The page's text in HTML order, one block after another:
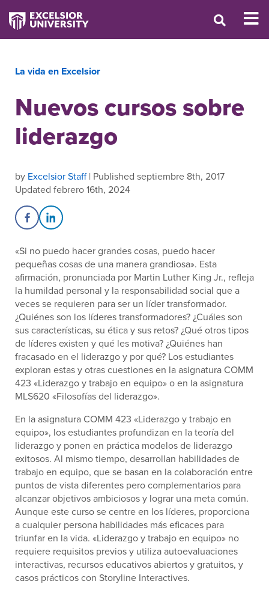
La vida en Excelsior
Nuevos cursos sobre
liderazgo
by Excelsior Staff| Published septiembre 8th, 2017
Updated febrero 16th, 2024
Share on Facebook
Share on LinkedIn
«Si no puedo hacer grandes cosas, puedo hacer
pequeñas cosas de una manera grandiosa». Esta
afirmación, pronunciada por Martin Luther King Jr., refleja
la humildad personal y la responsabilidad social que a
veces se requieren para ser un líder transformador.
¿Quiénes son los líderes transformadores? ¿Cuáles son
sus características, su ética y sus retos? ¿Qué otros tipos
de líderes existen y qué les motiva? ¿Quiénes han
fracasado en el liderazgo y por qué? Los estudiantes
exploran estas y otras cuestiones en la asignatura COMM
423 «Liderazgo y trabajo en equipo» o en la asignatura
MLS620 «Filosofías del liderazgo».
En la asignatura COMM 423 «Liderazgo y trabajo en
equipo», los estudiantes profundizan en la teoría del
liderazgo y ponen en práctica modelos de liderazgo
exitosos. Al mismo tiempo, desarrollan habilidades de
trabajo en equipo, que se basan en la colaboración entre
puntos de vista diferentes pero complementarios para
alcanzar objetivos ambiciosos y lograr una meta común.
Aunque este curso se centre en los líderes, proporciona
a cualquier persona habilidades más eficaces para
triunfar en la vida. «Liderazgo y trabajo en equipo» no
requiere requisitos previos y utiliza autoevaluaciones
interactivas, recursos educativos abiertos y gratuitos, y
casos prácticos con Storyline Interactives.